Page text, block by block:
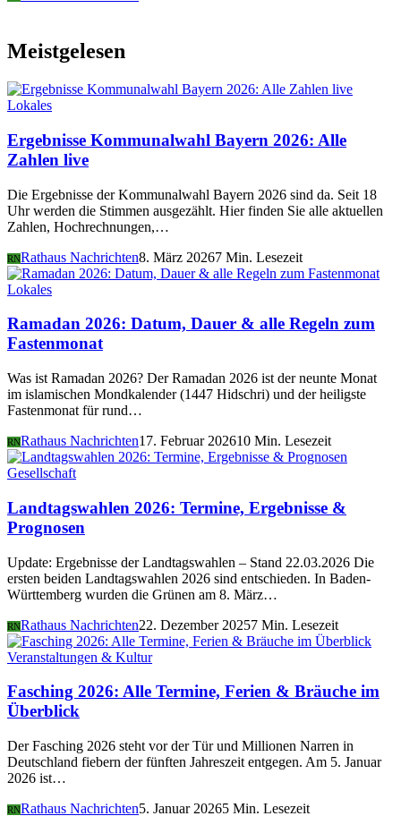
Meistgelesen
Lokales
Ergebnisse Kommunalwahl Bayern 2026: Alle
Zahlen live
Die Ergebnisse der Kommunalwahl Bayern 2026 sind da. Seit 18
Uhr werden die Stimmen ausgezählt. Hier finden Sie alle aktuellen
Zahlen, Hochrechnungen,…
RNRathaus Nachrichten8. März 20267 Min. Lesezeit
Lokales
Ramadan 2026: Datum, Dauer & alle Regeln zum
Fastenmonat
Was ist Ramadan 2026? Der Ramadan 2026 ist der neunte Monat
im islamischen Mondkalender (1447 Hidschri) und der heiligste
Fastenmonat für rund…
RNRathaus Nachrichten17. Februar 202610 Min. Lesezeit
Gesellschaft
Landtagswahlen 2026: Termine, Ergebnisse &
Prognosen
Update: Ergebnisse der Landtagswahlen – Stand 22.03.2026 Die
ersten beiden Landtagswahlen 2026 sind entschieden. In Baden-
Württemberg wurden die Grünen am 8. März…
RNRathaus Nachrichten22. Dezember 20257 Min. Lesezeit
Veranstaltungen & Kultur
Fasching 2026: Alle Termine, Ferien & Bräuche im
Überblick
Der Fasching 2026 steht vor der Tür und Millionen Narren in
Deutschland fiebern der fünften Jahreszeit entgegen. Am 5. Januar
2026 ist…
RNRathaus Nachrichten5. Januar 20265 Min. Lesezeit